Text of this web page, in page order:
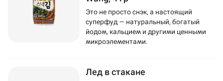
Это не просто снэк, а настоящий
суперфуд — натуральный, богатый
йодом, кальцием и другими ценными
микроэлементами.
Лед в стакане